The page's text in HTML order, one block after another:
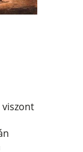
viszont